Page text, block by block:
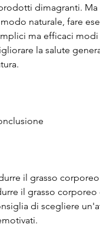
dimagranti.
naturale, fare
ma efficaci
la salute
il grasso
il grasso
di scegliere